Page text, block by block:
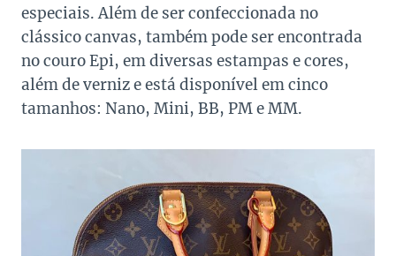
especiais. Além de ser confeccionada no
clássico canvas, também pode ser encontrada
no couro Epi, em diversas estampas e cores,
além de verniz e está disponível em cinco
tamanhos: Nano, Mini, BB, PM e MM.